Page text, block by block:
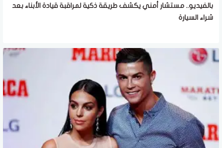
بالفيديو.. مستشار أمني يكشف طريقة ذكية لمراقبة قيادة الأبناء بعد
شراء السيارة